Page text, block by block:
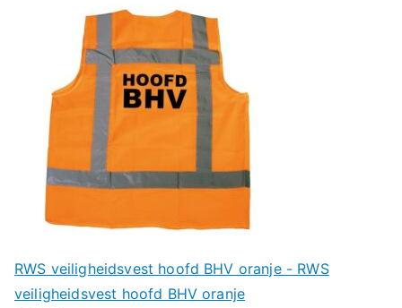
RWS veiligheidsvest hoofd BHV oranje - RWS
veiligheidsvest hoofd BHV oranje